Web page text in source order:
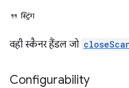
स्ट्रिंग
वही स्कैनर हैंडल जो
Configurability